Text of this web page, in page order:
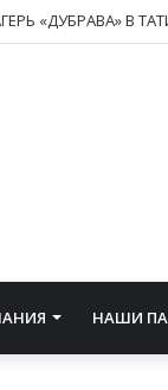
«ДУБРАВА» В
НАШИ